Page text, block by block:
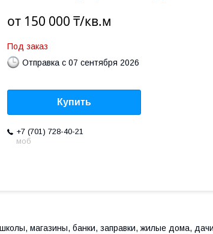
от 150 000 ₸/кв.м
Под заказ
Отправка с 07 сентября 2026
Купить
+7 (701) 728-40-21
моб
магазины, банки, заправки, жилые дома,